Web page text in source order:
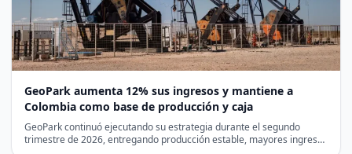
GeoPark aumenta 12% sus ingresos y mantiene a
Colombia como base de producción y caja
GeoPark continuó ejecutando su estrategia durante el segundo
trimestre de 2026, entregando producción estable, mayores ingresos